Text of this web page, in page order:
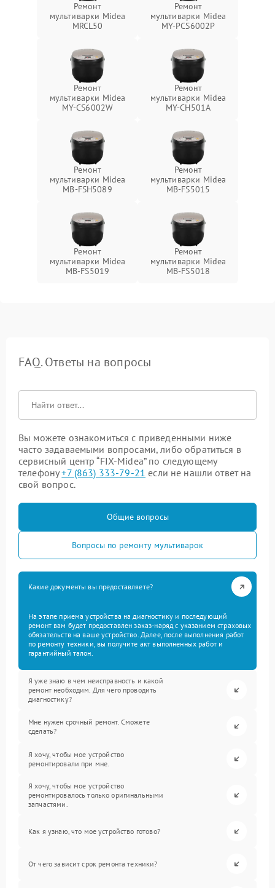
Ремонт
мультиварки Midea
MRCL50
Ремонт
мультиварки Midea
MY-PCS6002P
Ремонт
мультиварки Midea
MY-CS6002W
Ремонт
мультиварки Midea
MY-CH501A
Ремонт
мультиварки Midea
MB-FSH5089
Ремонт
мультиварки Midea
MB-FS5015
Ремонт
мультиварки Midea
MB-FS5019
Ремонт
мультиварки Midea
MB-FS5018
FAQ. Ответы на вопросы
Вы можете ознакомиться с приведенными ниже
часто задаваемыми вопросами, либо обратиться в
сервисный центр “FIX-Midea” по следующему
телефону+7 (863) 333-79-21 если не нашли ответ на
свой вопрос.
Общие вопросы
Вопросы по ремонту мультиварок
Какие документы вы предоставляете?
На этапе приема устройства на диагностику и последующий
ремонт вам будет предоставлен заказ-наряд с указанием страховых
обязательств на ваше устройство. Далее, после выполнения работ
по ремонту техники, вы получите акт выполненных работ и
гарантийный талон.
Я уже знаю в чем неисправность и какой
ремонт необходим. Для чего проводить
диагностику?
Мне нужен срочный ремонт. Сможете
сделать?
Я хочу, чтобы мое устройство
ремонтировали при мне.
Я хочу, чтобы мое устройство
ремонтировалось только оригинальными
запчастями.
Как я узнаю, что мое устройство готово?
От чего зависит срок ремонта техники?